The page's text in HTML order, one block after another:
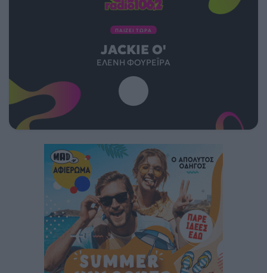
ΠΑΙΖΕΙ ΤΩΡΑ
JACKIE Ο'
ΕΛΈΝΗ ΦΟΥΡΈΙΡΑ